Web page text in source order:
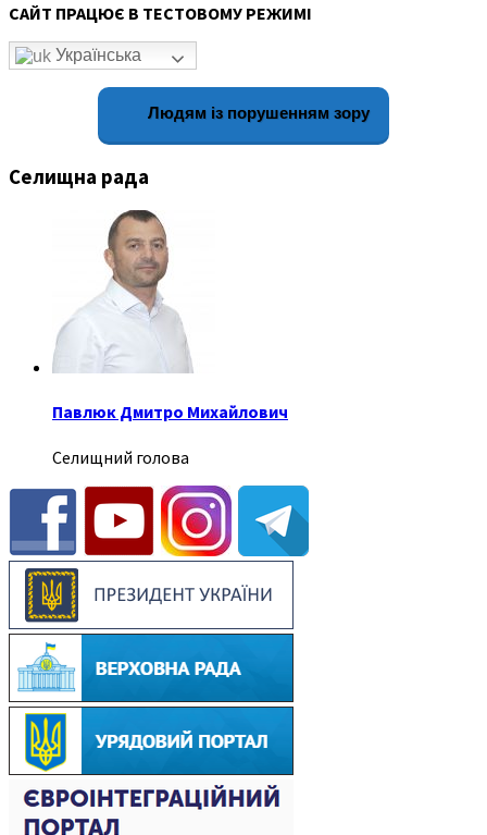
САЙТ ПРАЦЮЄ В ТЕСТОВОМУ РЕЖИМІ
Українська
Людям із порушенням зору
Селищна рада
Павлюк Дмитро Михайлович
Селищний голова